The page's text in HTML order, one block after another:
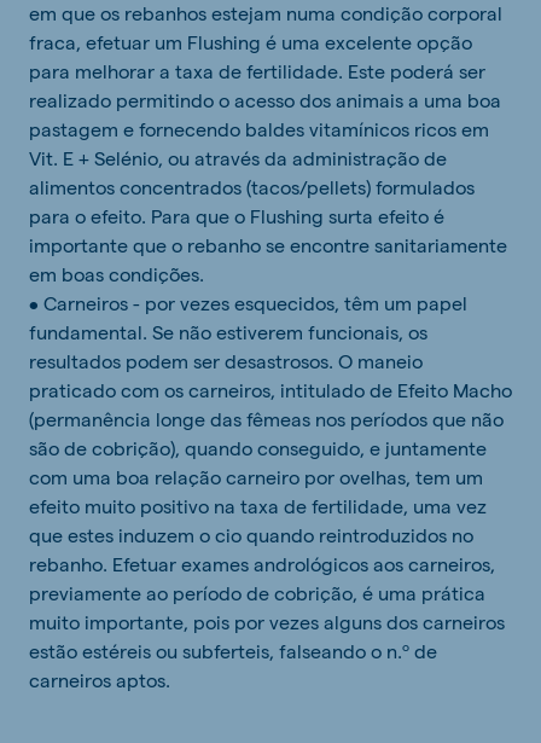
em que os rebanhos estejam numa condição corporal
fraca, efetuar um Flushing é uma excelente opção
para melhorar a taxa de fertilidade. Este poderá ser
realizado permitindo o acesso dos animais a uma boa
pastagem e fornecendo baldes vitamínicos ricos em
Vit. E + Selénio, ou através da administração de
alimentos concentrados (tacos/pellets) formulados
para o efeito. Para que o Flushing surta efeito é
importante que o rebanho se encontre sanitariamente
em boas condições.
• Carneiros - por vezes esquecidos, têm um papel
fundamental. Se não estiverem funcionais, os
resultados podem ser desastrosos. O maneio
praticado com os carneiros, intitulado de Efeito Macho
(permanência longe das fêmeas nos períodos que não
são de cobrição), quando conseguido, e juntamente
com uma boa relação carneiro por ovelhas, tem um
efeito muito positivo na taxa de fertilidade, uma vez
que estes induzem o cio quando reintroduzidos no
rebanho. Efetuar exames andrológicos aos carneiros,
previamente ao período de cobrição, é uma prática
muito importante, pois por vezes alguns dos carneiros
estão estéreis ou subferteis, falseando o n.º de
carneiros aptos.